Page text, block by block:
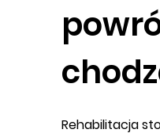
​Rehabilitacja